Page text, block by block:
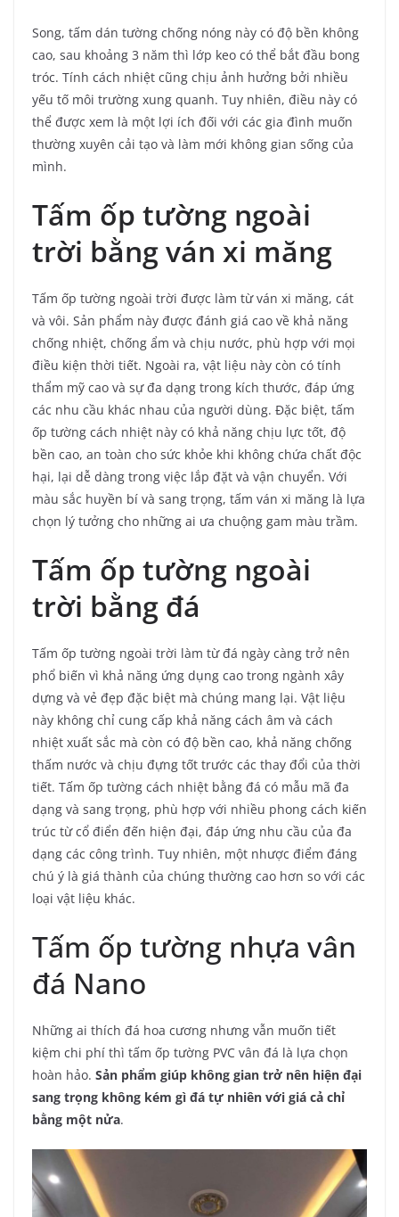
Song, tấm dán tường chống nóng này có độ bền không
cao, sau khoảng 3 năm thì lớp keo có thể bắt đầu bong
tróc. Tính cách nhiệt cũng chịu ảnh hưởng bởi nhiều
yếu tố môi trường xung quanh. Tuy nhiên, điều này có
thể được xem là một lợi ích đối với các gia đình muốn
thường xuyên cải tạo và làm mới không gian sống của
mình.
Tấm ốp tường ngoài
trời bằng ván xi măng
Tấm ốp tường ngoài trời được làm từ ván xi măng, cát
và vôi. Sản phẩm này được đánh giá cao về khả năng
chống nhiệt, chống ẩm và chịu nước, phù hợp với mọi
điều kiện thời tiết. Ngoài ra, vật liệu này còn có tính
thẩm mỹ cao và sự đa dạng trong kích thước, đáp ứng
các nhu cầu khác nhau của người dùng. Đặc biệt, tấm
ốp tường cách nhiệt này có khả năng chịu lực tốt, độ
bền cao, an toàn cho sức khỏe khi không chứa chất độc
hại, lại dễ dàng trong việc lắp đặt và vận chuyển. Với
màu sắc huyền bí và sang trọng, tấm ván xi măng là lựa
chọn lý tưởng cho những ai ưa chuộng gam màu trầm.
Tấm ốp tường ngoài
trời bằng đá
Tấm ốp tường ngoài trời làm từ đá ngày càng trở nên
phổ biến vì khả năng ứng dụng cao trong ngành xây
dựng và vẻ đẹp đặc biệt mà chúng mang lại. Vật liệu
này không chỉ cung cấp khả năng cách âm và cách
nhiệt xuất sắc mà còn có độ bền cao, khả năng chống
thấm nước và chịu đựng tốt trước các thay đổi của thời
tiết. Tấm ốp tường cách nhiệt bằng đá có mẫu mã đa
dạng và sang trọng, phù hợp với nhiều phong cách kiến
trúc từ cổ điển đến hiện đại, đáp ứng nhu cầu của đa
dạng các công trình. Tuy nhiên, một nhược điểm đáng
chú ý là giá thành của chúng thường cao hơn so với các
loại vật liệu khác.
Tấm ốp tường nhựa vân
đá Nano
Những ai thích đá hoa cương nhưng vẫn muốn tiết
kiệm chi phí thì tấm ốp tường PVC vân đá là lựa chọn
hoàn hảo. Sản phẩm giúp không gian trở nên hiện đại
sang trọng không kém gì đá tự nhiên với giá cả chỉ
bằng một nửa.